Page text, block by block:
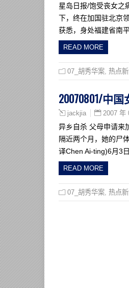
星岛日报/饱受丧女之
下，终在加国驻北京
获悉，身处福建省南
READ MORE
07_胡秀华案 热点
20070801/中
jackjia 2007 年
异乡自杀 父母申请来
隔近两个月，她的尸
译Chen Ai-ting)6月3
READ MORE
07_胡秀华案 热点